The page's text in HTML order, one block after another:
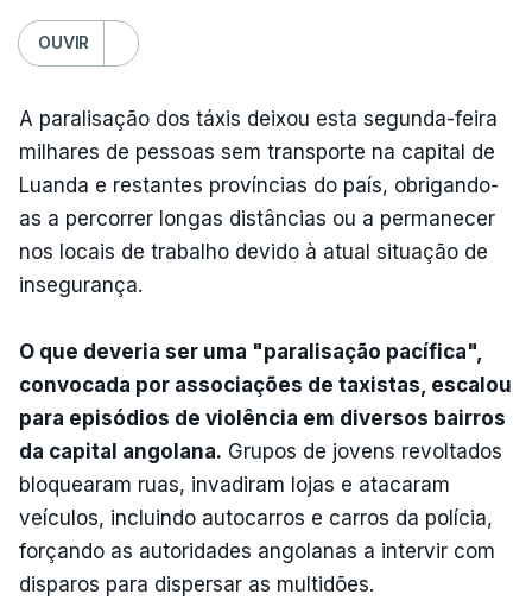
OUVIR
A paralisação dos táxis deixou esta segunda-feira
milhares de pessoas sem transporte na capital de
Luanda e restantes províncias do país, obrigando-
as a percorrer longas distâncias ou a permanecer
nos locais de trabalho devido à atual situação de
insegurança.
O que deveria ser uma "paralisação pacífica",
convocada por associações de taxistas, escalou
para episódios de violência em diversos bairros
da capital angolana. Grupos de jovens revoltados
bloquearam ruas, invadiram lojas e atacaram
veículos, incluindo autocarros e carros da polícia,
forçando as autoridades angolanas a intervir com
disparos para dispersar as multidões.